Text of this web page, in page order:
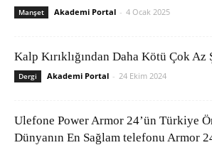
Manşet Akademi Portal - 4 Ocak 2025
Kalp Kırıklığından Daha Kötü Çok Az
Dergi Akademi Portal - 24 Ekim 2024
Ulefone Power Armor 24’ün Türkiye
Dünyanın En Sağlam telefonu Armor